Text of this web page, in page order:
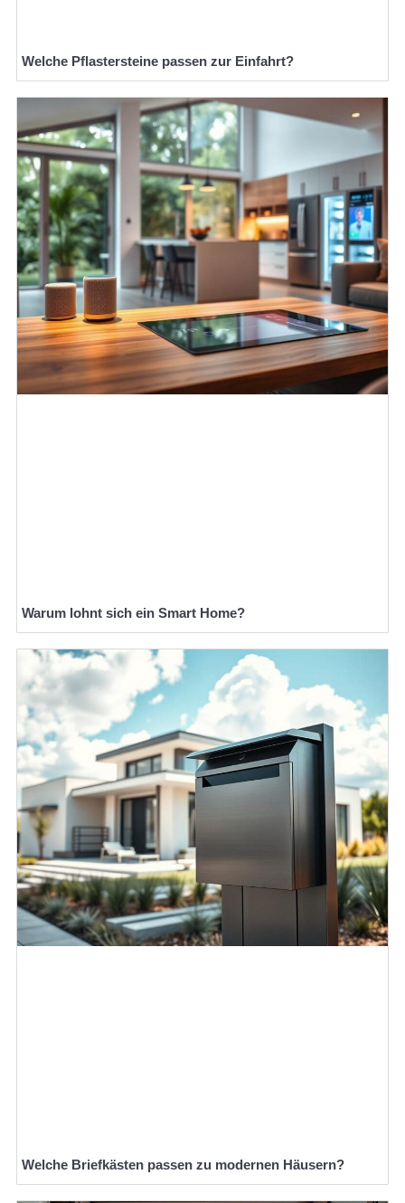
Welche Pflastersteine passen zur Einfahrt?
Warum lohnt sich ein Smart Home?
Welche Briefkästen passen zu modernen Häusern?